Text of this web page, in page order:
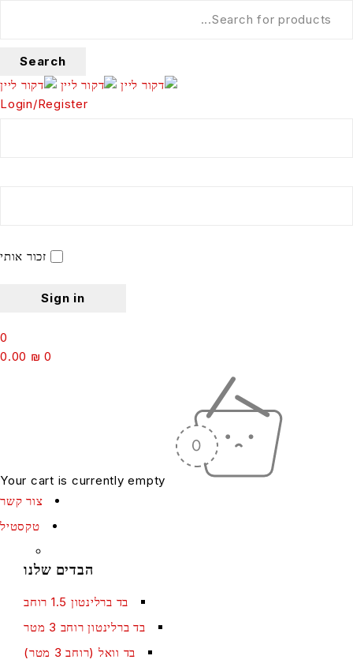
Login/Register
זכור אותי
0.00
Your cart is currently empty
צור קשר
טקסטיל
הבדים שלנו
בד ברלינטון 1.5 רוחב
בד ברלינטון רוחב 3 מטר
בד וואל (רוחב 3 מטר)